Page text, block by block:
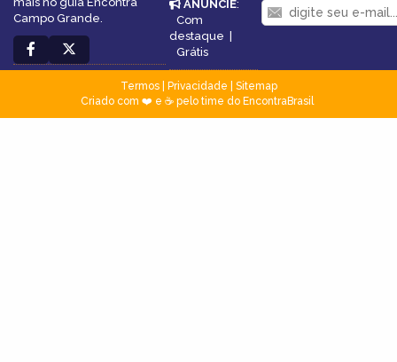
Campo Grande.
ANUNCIE:
Com
destaque
Grátis
Termos| Privacidade
Sitemap
Criado com ❤️ e ☕ pelo time do EncontraBrasil